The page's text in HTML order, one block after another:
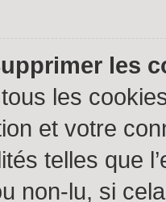
les
les
et votre
telles que
non-lu, si